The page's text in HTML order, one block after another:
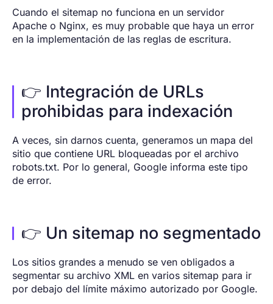
Cuando el sitemap no funciona en un servidor
Apache o Nginx, es muy probable que haya un error
en la implementación de las reglas de escritura.
👉 Integración de URLs
prohibidas para indexación
A veces, sin darnos cuenta, generamos un mapa del
sitio que contiene URL bloqueadas por el archivo
robots.txt. Por lo general, Google informa este tipo
de error.
👉 Un sitemap no segmentado
Los sitios grandes a menudo se ven obligados a
segmentar su archivo XML en varios sitemap para ir
por debajo del límite máximo autorizado por Google.